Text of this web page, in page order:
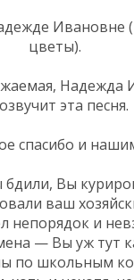
Ивановне (
цветы).
Надежда
эта песня.
спасибо и
бдили, Вы
ваш
непорядок и
— Вы уж тут
по школьным